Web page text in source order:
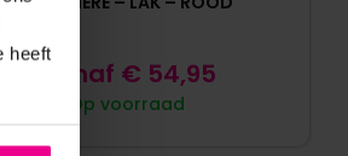
heeft
Op voorraad
Vanaf € 54,95